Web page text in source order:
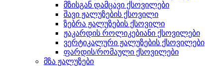
მზისგან დამცავი ქსოვილები
შავი ჟალუზების ქსოვილი
ზებრა ჟალუზების ქსოვილი
ჟაკარდის როლიკებიანი ქსოვილები
ვერტიკალური ჟალუზების ქსოვილები
ფარდის/რომაული ქსოვილები
მზა ჟალუზები